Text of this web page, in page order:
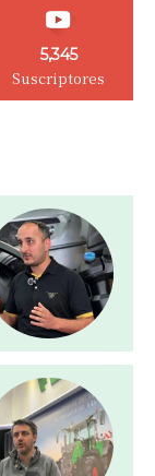
5,345
Suscriptores